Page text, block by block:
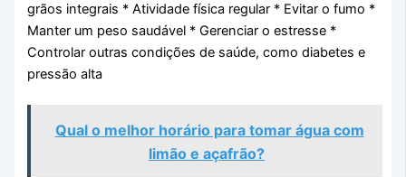
grãos integrais * Atividade física regular * Evitar o fumo *
Manter um peso saudável * Gerenciar o estresse *
Controlar outras condições de saúde, como diabetes e
pressão alta
Qual o melhor horário para tomar água com
limão e açafrão?